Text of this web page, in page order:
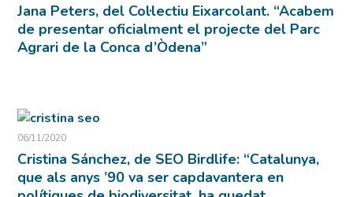
Jana Peters, del Col·lectiu Eixarcolant. “Acabem
de presentar oficialment el projecte del Parc
Agrari de la Conca d’Òdena”
06/11/2020
Cristina Sánchez, de SEO Birdlife: “Catalunya,
que als anys ’90 va ser capdavantera en